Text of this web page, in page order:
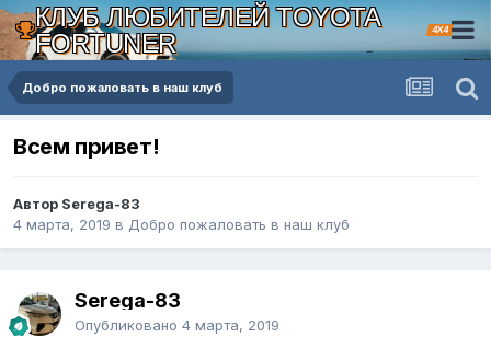
КЛУБ ЛЮБИТЕЛЕЙ TOYOTA
FORTUNER
4X4
Добро пожаловать в наш клуб
Всем привет!
Автор Serega-83
4 марта, 2019 в Добро пожаловать в наш клуб
Serega-83
Опубликовано 4 марта, 2019